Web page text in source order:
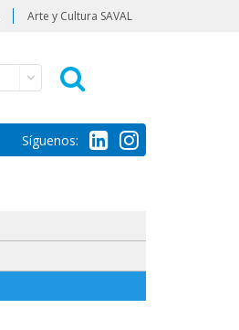
Arte y Cultura SAVAL
Síguenos: